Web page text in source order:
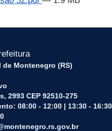
Montenegro (RS)
2993 CEP 92510-275
08:00 - 12:00 | 13:30 - 16:30